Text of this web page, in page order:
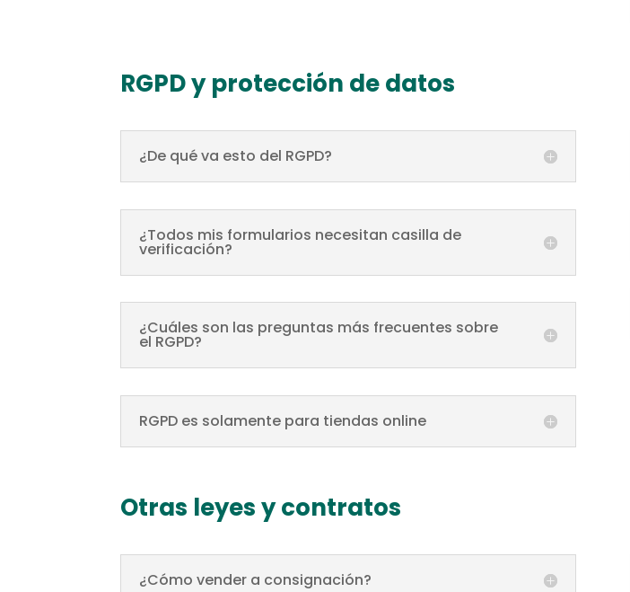
RGPD y protección de datos
¿De qué va esto del RGPD?
¿Todos mis formularios necesitan casilla de
verificación?
¿Cuáles son las preguntas más frecuentes sobre
el RGPD?
RGPD es solamente para tiendas online
Otras leyes y contratos
¿Cómo vender a consignación?